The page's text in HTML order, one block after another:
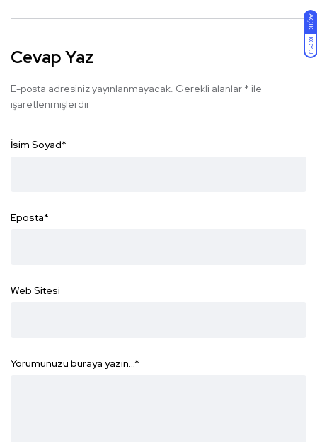
AÇIK
KOYU
Cevap Yaz
E-posta adresiniz yayınlanmayacak. Gerekli alanlar * ile
işaretlenmişlerdir
İsim Soyad*
Eposta*
Web Sitesi
Yorumunuzu buraya yazın...*